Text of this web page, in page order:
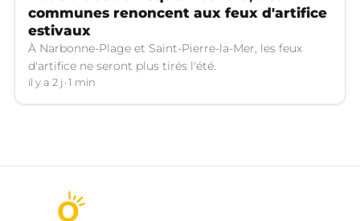
communes renoncent aux feux d'artifice
estivaux
À Narbonne-Plage et Saint-Pierre-la-Mer, les feux
d'artifice ne seront plus tirés l'été.
il y a 2 j 1 min